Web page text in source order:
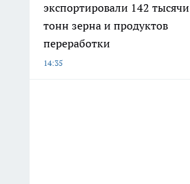
экспортировали 142 тысячи
тонн зерна и продуктов
переработки
14:35